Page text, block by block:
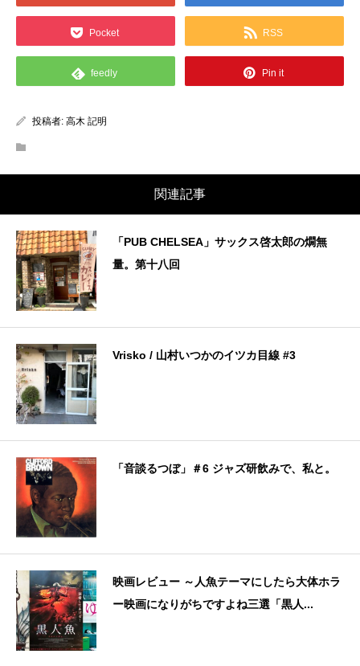
Pocket RSS
feedly Pin it
投稿者: 高木 記明
関連記事
「PUB CHELSEA」サックス啓太郎の燗無
量。第十八回
Vrisko / 山村いつかのイツカ目線 #3
「音談るつぼ」＃6 ジャズ研飲みで、私と。
映画レビュー ～人魚テーマにしたら大体ホラ
ー映画になりがちですよね三選「黒人...